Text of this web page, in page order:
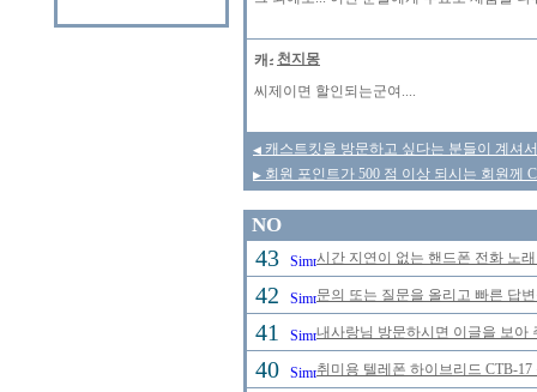
천지몽
씨제이면 할인되는군여....
◀ 캐스트킷을 방문하고 싶다는 분들이 계셔
▶ 회원 포인트가 500 점 이상 되시는 회원께
NO
43 시간 지연이 없는 핸드폰 전화 노
42 문의 또는 질문을 올리고 빠른 답
41 내사랑님 방문하시면 이글을 보아
40 취미용 텔레폰 하이브리드 CTB-